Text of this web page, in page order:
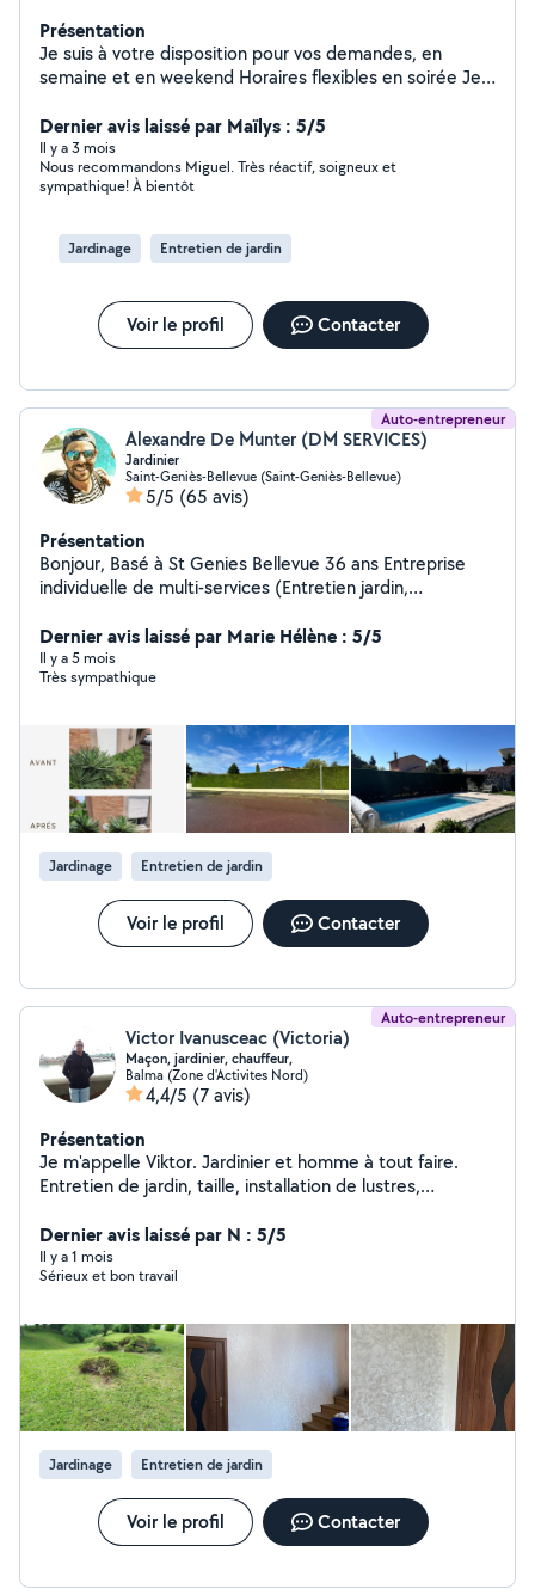
Présentation
Je suis à votre disposition pour vos demandes, en
semaine et en weekend Horaires flexibles en soirée Je
Dernier avis laissé par Maïlys : 5/5
Il y a 3 mois
Nous recommandons Miguel. Très réactif, soigneux et
sympathique! À bientôt
Jardinage Entretien de jardin
Voir le profil Contacter
Auto-entrepreneur
Alexandre De Munter (DM SERVICES)
Jardinier
Saint-Geniès-Bellevue (Saint-Geniès-Bellevue)
5/5 (65 avis)
Présentation
Bonjour, Basé à St Genies Bellevue 36 ans Entreprise
individuelle de multi-services (Entretien jardin,
poubelles, mobiliers etc) Après 10 ans dans la salariat
pour une entreprise française, j'ai décidé de travailler à
mon compte et en extèrieur. Toujours aux services des
change pas !
Dernier avis laissé par Marie Hélène : 5/5
Il y a 5 mois
Très sympathique
Jardinage Entretien de jardin
Voir le profil Contacter
Auto-entrepreneur
Victor Ivanusceac (Victoria)
Maçon, jardinier, chauffeur,
Balma (Zone d'Activites Nord)
4,4/5 (7 avis)
Présentation
Je m'appelle Viktor. Jardinier et homme à tout faire.
Entretien de jardin, taille, installation de lustres,
réparations. Fiabilité et qualité garanties
Dernier avis laissé par N : 5/5
Il y a 1 mois
Sérieux et bon travail
Jardinage Entretien de jardin
Voir le profil Contacter